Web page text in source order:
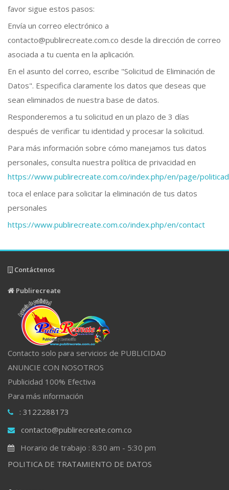
favor sigue estos pasos:
Envía un correo electrónico a
contacto@publirecreate.com.co desde la dirección de correo
asociada a tu cuenta en la aplicación.
En el asunto del correo, escribe "Solicitud de Eliminación de
Datos". Especifica claramente los datos que deseas que
sean eliminados de nuestra base de datos.
Responderemos a tu solicitud en un plazo de 3 días
después de verificar tu identidad y procesar la solicitud.
Para más información sobre cómo manejamos tus datos
personales, consulta nuestra política de privacidad en
https://www.publirecreate.com.co/index.php/en/page/
toca el enlace para solicitar la eliminación de tus datos
personales
https://www.publirecreate.com.co/index.php/en/contact
Contáctenos
Publirecreate
Contacto solo para servicios de PUBLICIDAD
ANUNCIE CON NOSOTROS
Publicidad 100% Efectiva
Para más información
: 3122288173
contacto@publirecreate.com.co
Horario de trabajo : 8:30 am - 5:30 pm
POLITICA DE TRATAMIENTO DE DATOS